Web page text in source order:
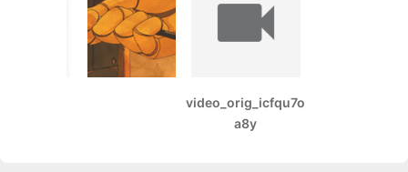
video_orig_icfqu7o
a8y